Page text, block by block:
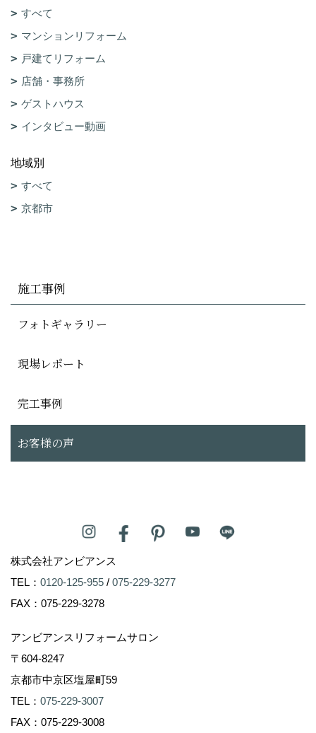
すべて
マンションリフォーム
戸建てリフォーム
店舗・事務所
ゲストハウス
インタビュー動画
地域別
すべて
京都市
施工事例
フォトギャラリー
現場レポート
完工事例
お客様の声
株式会社アンビアンス
TEL： 0120-125-955 / 075-229-3277
FAX：075-229-3278
アンビアンスリフォームサロン
〒604-8247
京都市中京区塩屋町59
TEL： 075-229-3007
FAX：075-229-3008